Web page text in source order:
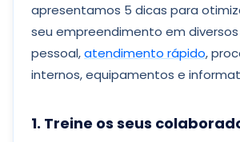
apresentamos 5 dicas para
seu empreendimento em
pessoal,atendimento rápido,
internos, equipamentos e
1. Treine os seus